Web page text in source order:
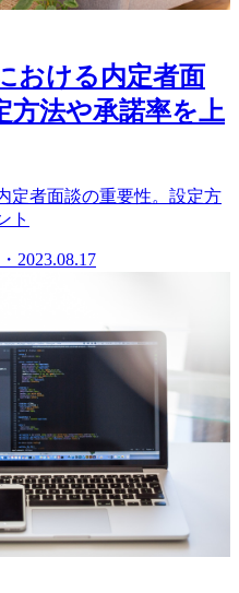
おける内定者面
方法や承諾率を上
定者面談の重要性。設定方
ト
・ 2023.08.17